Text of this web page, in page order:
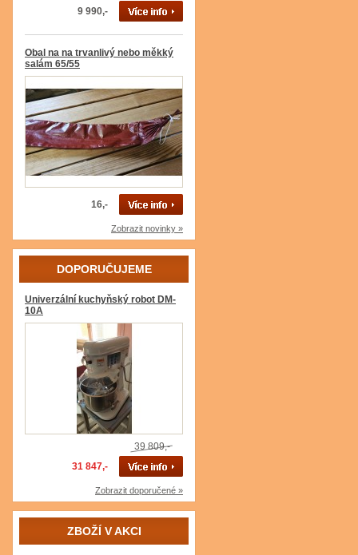
9 990,-
Obal na na trvanlivý nebo měkký
salám 65/55
16,-
Zobrazit novinky »
DOPORUČUJEME
Univerzální kuchyňský robot DM-
10A
39 809,-
31 847,-
Zobrazit doporučené »
ZBOŽÍ V AKCI